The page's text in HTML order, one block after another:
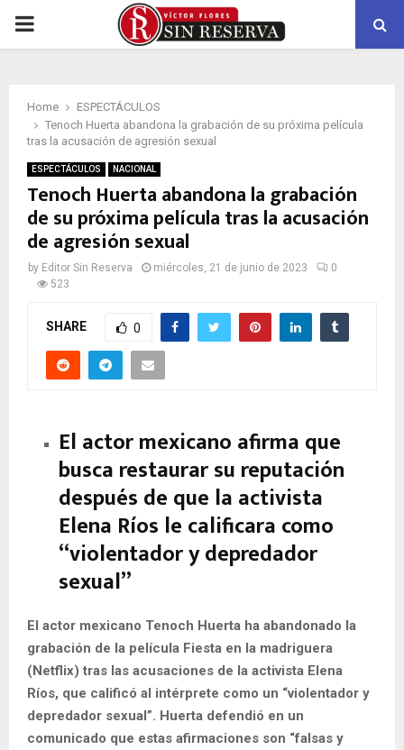
PRIMARY
Home
ESPECTÁCULOS
Tenoch Huerta abandona la grabación de su próxima película
tras la acusación de agresión sexual
ESPECTÁCULOS NACIONAL
Tenoch Huerta abandona la grabación
de su próxima película tras la acusación
de agresión sexual
by Editor Sin Reserva miércoles, 21 de junio de 2023
0
523
SHARE 0
El actor mexicano afirma que
busca restaurar su reputación
después de que la activista
Elena Ríos le calificara como
“violentador y depredador
sexual”
El actor mexicano Tenoch Huerta ha abandonado la
grabación de la película Fiesta en la madriguera
(Netflix) tras las acusaciones de la activista Elena
Ríos, que calificó al intérprete como un “violentador y
depredador sexual”. Huerta defendió en un
comunicado que estas afirmaciones son “falsas y